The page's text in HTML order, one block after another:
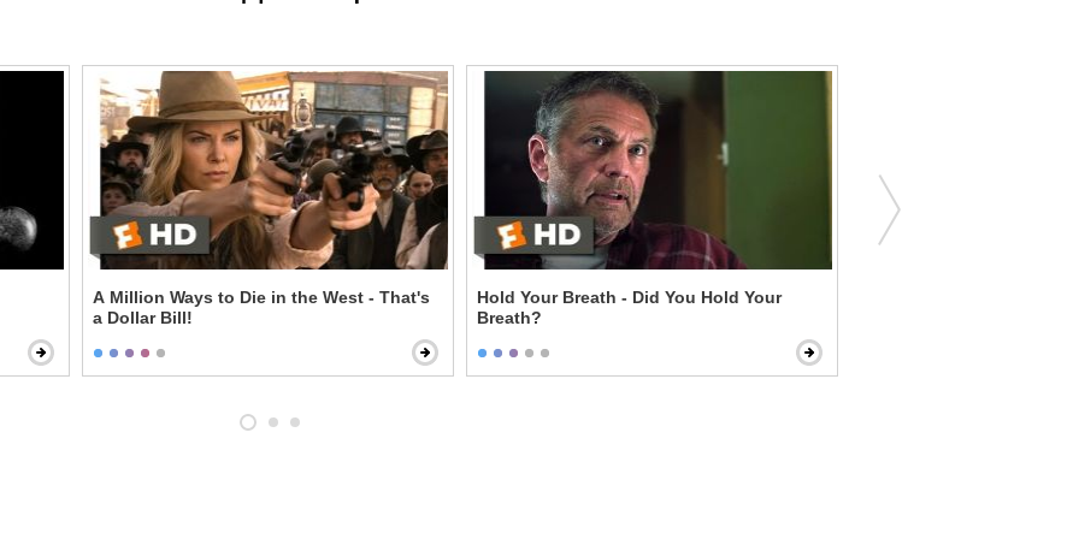
A Million Ways to Die in the West - That's
a Dollar Bill!
Hold Your Breath - Did You Hold Your
Breath?